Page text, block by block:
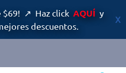
$69! ↗ Haz click AQUÍ y
descuentos.